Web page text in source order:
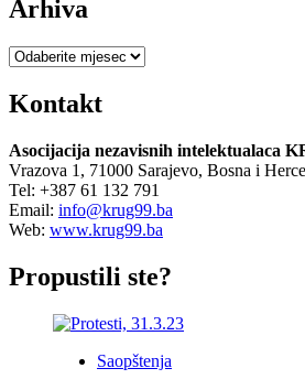
Arhiva
Arhiva
Kontakt
Asocijacija nezavisnih intelektualaca
Vrazova 1, 71000 Sarajevo, Bosna i
Tel: +387 61 132 791
Email: info@krug99.ba
Web: www.krug99.ba
Propustili ste?
Saopštenja